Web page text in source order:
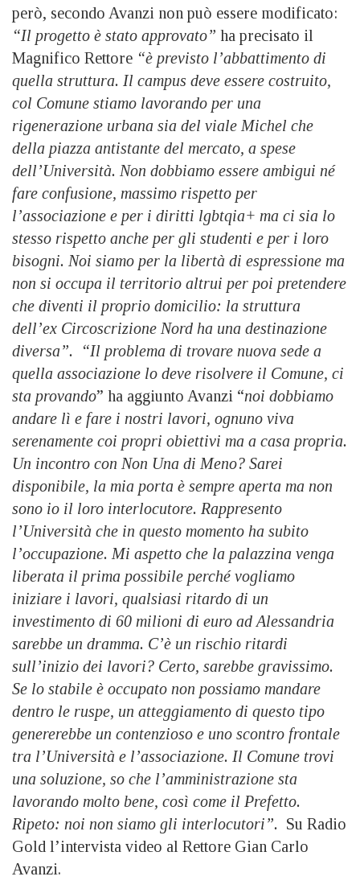
però, secondo Avanzi non può essere modificato:
“Il progetto è stato approvato” ha precisato il
Magnifico Rettore “è previsto l’abbattimento di
quella struttura. Il campus deve essere costruito,
col Comune stiamo lavorando per una
rigenerazione urbana sia del viale Michel che
della piazza antistante del mercato, a spese
dell’Università. Non dobbiamo essere ambigui né
fare confusione, massimo rispetto per
l’associazione e per i diritti lgbtqia+ ma ci sia lo
stesso rispetto anche per gli studenti e per i loro
bisogni. Noi siamo per la libertà di espressione ma
non si occupa il territorio altrui per poi pretendere
che diventi il proprio domicilio: la struttura
dell’ex Circoscrizione Nord ha una destinazione
diversa”.
“Il problema di trovare nuova sede a
quella associazione lo deve risolvere il Comune, ci
sta provando” ha aggiunto Avanzi “noi dobbiamo
andare lì e fare i nostri lavori, ognuno viva
serenamente coi propri obiettivi ma a casa propria.
Un incontro con Non Una di Meno? Sarei
disponibile, la mia porta è sempre aperta ma non
sono io il loro interlocutore. Rappresento
l’Università che in questo momento ha subito
l’occupazione. Mi aspetto che la palazzina venga
liberata il prima possibile perché vogliamo
iniziare i lavori, qualsiasi ritardo di un
investimento di 60 milioni di euro ad Alessandria
sarebbe un dramma. C’è un rischio ritardi
sull’inizio dei lavori? Certo, sarebbe gravissimo.
Se lo stabile è occupato non possiamo mandare
dentro le ruspe, un atteggiamento di questo tipo
genererebbe un contenzioso e uno scontro frontale
tra l’Università e l’associazione. Il Comune trovi
una soluzione, so che l’amministrazione sta
lavorando molto bene, così come il Prefetto.
Ripeto: noi non siamo gli interlocutori”. Su Radio
Gold l’intervista video al Rettore Gian Carlo
Avanzi.